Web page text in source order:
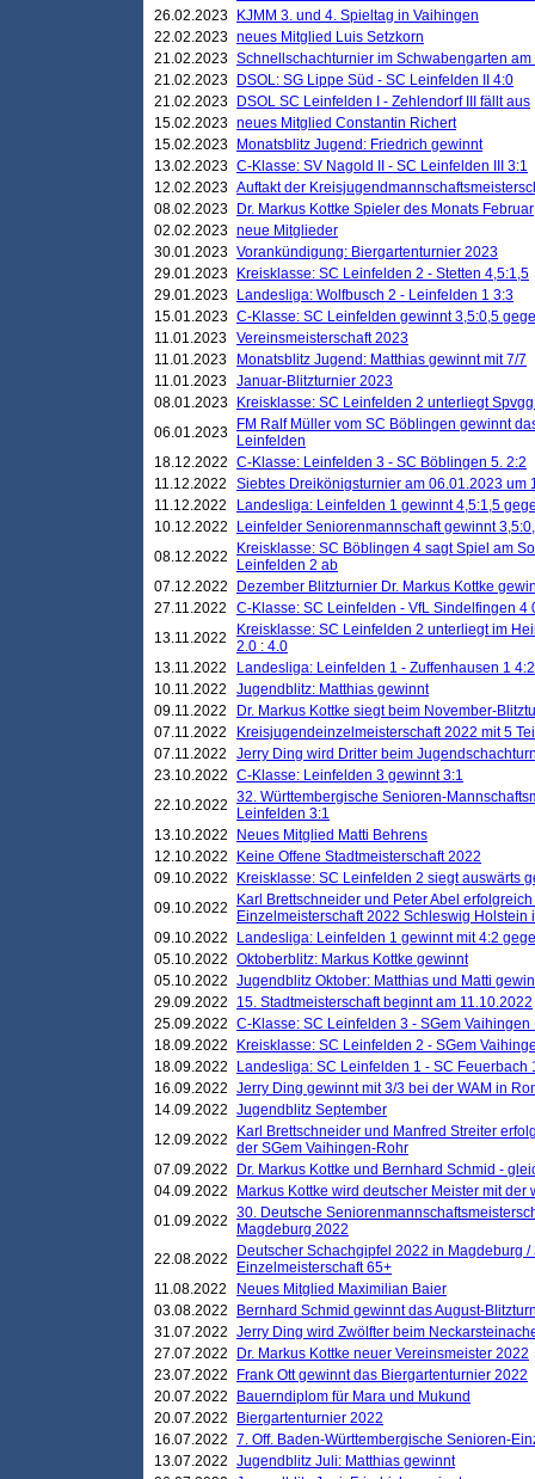
26.02.2023
KJMM 3. und 4. Spieltag in Vaihingen
22.02.2023 neues Mitglied Luis Setzkorn
21.02.2023 Schnellschachturnier im Schwabengarten
21.02.2023
DSOL: SG Lippe Süd - SC Leinfelden II 4:0
21.02.2023
DSOL SC Leinfelden I - Zehlendorf III fällt aus
15.02.2023 neues Mitglied Constantin Richert
15.02.2023
Monatsblitz Jugend: Friedrich gewinnt
13.02.2023 C-Klasse: SV Nagold II - SC Leinfelden III 3:1
12.02.2023 Auftakt der
08.02.2023
Dr. Markus Kottke Spieler des Monats Februar
02.02.2023 neue Mitglieder
30.01.2023 Vorankündigung: Biergartenturnier 2023
29.01.2023
Kreisklasse: SC Leinfelden 2 - Stetten 4,5:1,5
29.01.2023
Landesliga: Wolfbusch 2 - Leinfelden 1 3:3
15.01.2023 C-Klasse: SC Leinfelden gewinnt 3,5:0,5
11.01.2023 Vereinsmeisterschaft 2023
11.01.2023
Monatsblitz Jugend: Matthias gewinnt mit 7/7
11.01.2023 Januar-Blitzturnier 2023
08.01.2023
Kreisklasse: SC Leinfelden 2 unterliegt
06.01.2023
FM Ralf Müller vom SC Böblingen gewinnt
Leinfelden
18.12.2022 C-Klasse: Leinfelden 3 - SC Böblingen 5. 2:2
11.12.2022
Siebtes Dreikönigsturnier am 06.01.2023 um
11.12.2022
Landesliga: Leinfelden 1 gewinnt 4,5:1,5
10.12.2022
Leinfelder Seniorenmannschaft gewinnt
08.12.2022
Kreisklasse: SC Böblingen 4 sagt Spiel am
Leinfelden 2 ab
07.12.2022
Dezember Blitzturnier Dr. Markus Kottke
27.11.2022
C-Klasse: SC Leinfelden - VfL Sindelfingen 4
13.11.2022
Kreisklasse: SC Leinfelden 2 unterliegt im
2.0 : 4.0
13.11.2022
Landesliga: Leinfelden 1 - Zuffenhausen 1 4:2
10.11.2022
Jugendblitz: Matthias gewinnt
09.11.2022
Dr. Markus Kottke siegt beim November-
07.11.2022
Kreisjugendeinzelmeisterschaft 2022 mit 5
07.11.2022
Jerry Ding wird Dritter beim
23.10.2022 C-Klasse: Leinfelden 3 gewinnt 3:1
22.10.2022 32. Württembergische Senioren-
Leinfelden 3:1
13.10.2022
Neues Mitglied Matti Behrens
12.10.2022
Keine Offene Stadtmeisterschaft 2022
09.10.2022
Kreisklasse: SC Leinfelden 2 siegt auswärts
09.10.2022
Karl Brettschneider und Peter Abel
Einzelmeisterschaft 2022 Schleswig Holstein
09.10.2022
Landesliga: Leinfelden 1 gewinnt mit 4:2
05.10.2022 Oktoberblitz: Markus Kottke gewinnt
05.10.2022 Jugendblitz Oktober: Matthias und Matti
29.09.2022
15. Stadtmeisterschaft beginnt am 11.10.2022
25.09.2022 C-Klasse: SC Leinfelden 3 - SGem Vaihingen
18.09.2022
Kreisklasse: SC Leinfelden 2 - SGem
18.09.2022
Landesliga: SC Leinfelden 1 - SC Feuerbach
16.09.2022 Jerry Ding gewinnt mit 3/3 bei der WAM in
14.09.2022 Jugendblitz September
12.09.2022
Karl Brettschneider und Manfred Streiter
der SGem Vaihingen-Rohr
07.09.2022
Dr. Markus Kottke und Bernhard Schmid -
04.09.2022
Markus Kottke wird deutscher Meister mit
01.09.2022 30. Deutsche
Magdeburg 2022
22.08.2022
Deutscher Schachgipfel 2022 in Magdeburg
Einzelmeisterschaft 65+
11.08.2022
Neues Mitglied Maximilian Baier
03.08.2022
Bernhard Schmid gewinnt das August-
31.07.2022 Jerry Ding wird Zwölfter beim
27.07.2022
Dr. Markus Kottke neuer Vereinsmeister 2022
23.07.2022
Frank Ott gewinnt das Biergartenturnier 2022
20.07.2022
Bauerndiplom für Mara und Mukund
20.07.2022
Biergartenturnier 2022
16.07.2022 7. Off. Baden-Württembergische Senioren-
13.07.2022 Jugendblitz Juli: Matthias gewinnt